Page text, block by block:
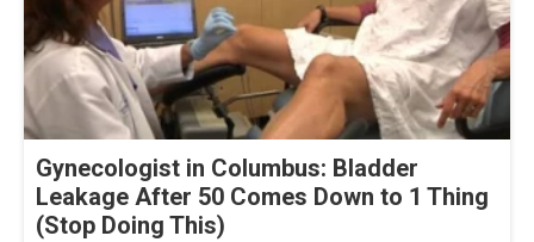
Gynecologist in Columbus: Bladder
Leakage After 50 Comes Down to 1 Thing
(Stop Doing This)